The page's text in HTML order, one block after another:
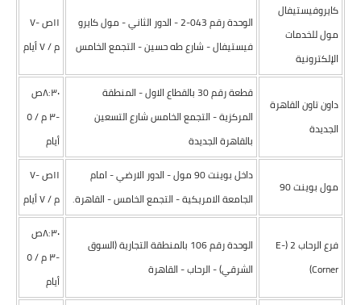
كايروفيستيفال
مول للخدمات
الإلكترونية
الوحدة رقم 043-2 - الدور الثاني - مول كايرو
فيستيفال - شارع طه حسين - التجمع الخامس
١١ص -۷
م / ۷ أيام
داون تاون القاهرة
الجديدة
قطعة رقم 30 بالقطاع الاول - المنطقة
المركزية - التجمع الخامس شارع التسعين
بالقاهرة الجديدة
٨:٣٠ص
-٣ م / ٥
أيام
مول بوينت 90
داخل بوينت 90 مول - الدور الارضي - امام
الجامعة الامريكية - التجمع الخامس - القاهرة.
١١ص -۷
م / ۷ أيام
فرع الرحاب 2 (E-
Corner)
الوحدة رقم 106 بالمنطقة التجارية (السوق
الشرقي) - الرحاب - القاهرة
٨:٣٠ص
-٣ م / ٥
أيام